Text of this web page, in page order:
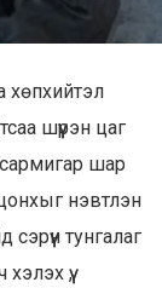
хөпхийтэл
шүүрэн цаг
шар
нэвтлэн
тунгалаг
үү,